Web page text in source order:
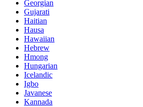
Georgian
Gujarati
Haitian
Hausa
Hawaiian
Hebrew
Hmong
Hungarian
Icelandic
Igbo
Javanese
Kannada